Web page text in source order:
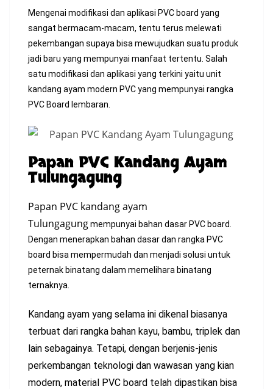
Mengenai modifikasi dan aplikasi PVC board yang
sangat bermacam-macam, tentu terus melewati
pekembangan supaya bisa mewujudkan suatu produk
jadi baru yang mempunyai manfaat tertentu. Salah
satu modifikasi dan aplikasi yang terkini yaitu unit
kandang ayam modern PVC yang mempunyai rangka
PVC Board lembaran.
Papan PVC Kandang Ayam
Tulungagung
Papan PVC kandang ayam
Tulungagungmempunyai bahan dasar PVC board.
Dengan menerapkan bahan dasar dan rangka PVC
board bisa mempermudah dan menjadi solusi untuk
peternak binatang dalam memelihara binatang
ternaknya.
Kandang ayam yang selama ini dikenal biasanya
terbuat dari rangka bahan kayu, bambu, triplek dan
lain sebagainya. Tetapi, dengan berjenis-jenis
perkembangan teknologi dan wawasan yang kian
modern, material PVC board telah dipastikan bisa